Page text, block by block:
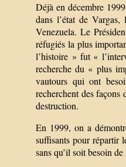
Déjà en décembre
dans l’état de
Venezuela. Le
réfugiés la plus
l’histoire » fut «
recherche du « plus
vautours qui ont
recherchent des
destruction.
En 1999, on a
suffisants pour répartir
sans qu’il soit besoin